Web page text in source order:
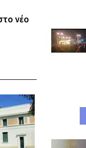
νέο